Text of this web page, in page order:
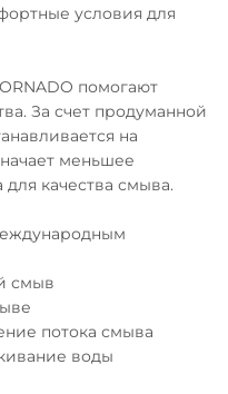
условия для
помогают
За счет продуманной
на
меньшее
качества смыва.
смыв
потока смыва
воды